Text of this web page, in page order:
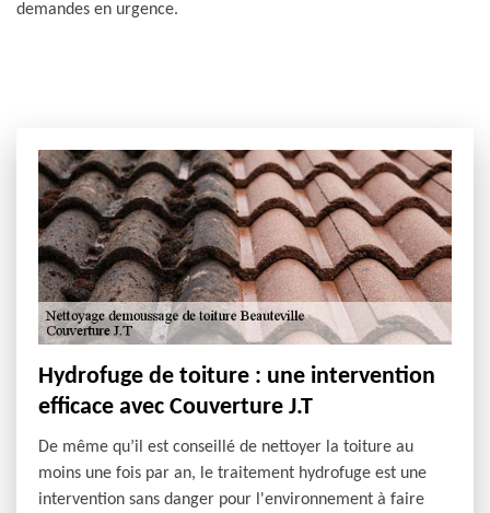
demandes en urgence.
Hydrofuge de toiture : une intervention
efficace avec Couverture J.T
De même qu’il est conseillé de nettoyer la toiture au
moins une fois par an, le traitement hydrofuge est une
intervention sans danger pour l'environnement à faire